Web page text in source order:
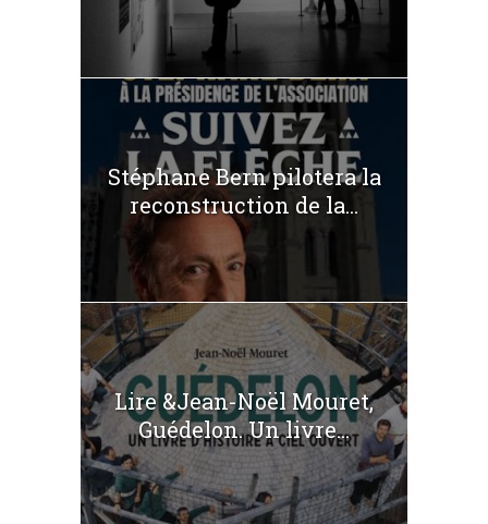
Stéphane Bern pilotera la
reconstruction de la...
Lire &Jean-Noël Mouret,
Guédelon. Un livre...